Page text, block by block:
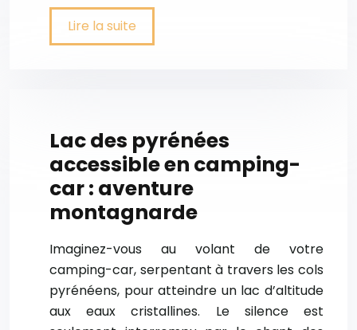
Lire la suite
Lac des pyrénées
accessible en camping-
car : aventure
montagnarde
Imaginez-vous au volant de votre
camping-car, serpentant à travers les cols
pyrénéens, pour atteindre un lac d’altitude
aux eaux cristallines. Le silence est